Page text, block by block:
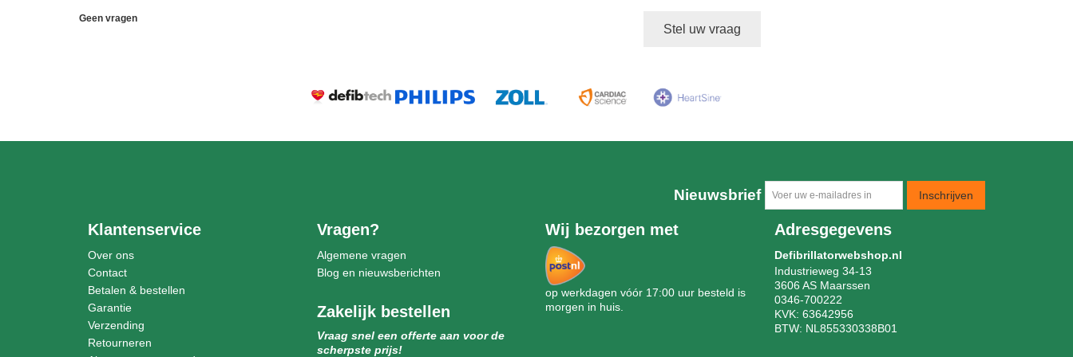
Stel uw vraag
Geen vragen
Nieuwsbrief Inschrijven
Klantenservice
Over ons
Contact
Betalen & bestellen
Garantie
Verzending
Retourneren
Vragen?
Algemene vragen
Blog en nieuwsberichten
Zakelijk bestellen
Vraag snel een offerte aan voor de
scherpste prijs!
Wij bezorgen met
op werkdagen vóór 17:00 uur besteld is
morgen in huis.
Adresgegevens
Defibrillatorwebshop.nl
Industrieweg 34-13
3606 AS Maarssen
0346-700222
KVK: 63642956
BTW: NL855330338B01